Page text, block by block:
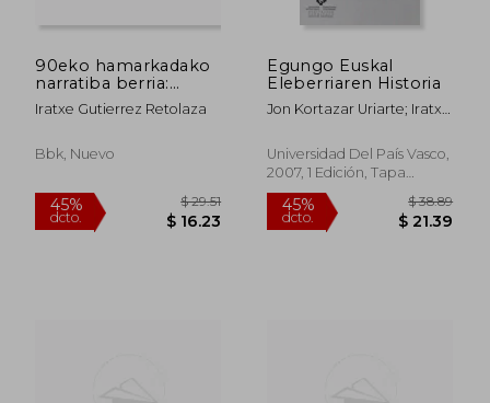
90eko hamarkadako
narratiba berria:
literatur kritika
(euskera)
Iratxe Gutierrez Retolaza
Bbk, Nuevo
Egungo Euskal
Eleberriaren Historia
Jon Kortazar Uriarte; Iratxe
Universidad Del País Vasco,
2007, 1 Edición, Tapa
Blanda, Nuevo